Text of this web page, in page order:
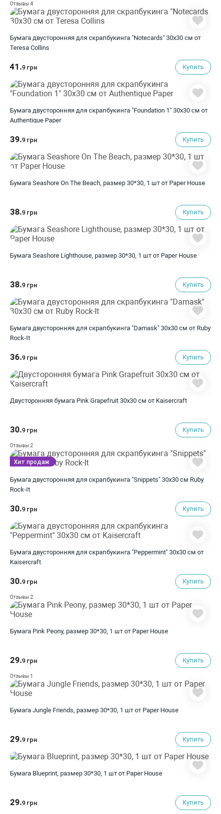
Отзывы 4
Бумага двусторонняя для скрапбукинга "Notecards" 30х30 см от
Teresa Collins
41.9 грн Купить
Бумага двусторонняя для скрапбукинга "Foundation 1" 30х30 см от
Authentique Paper
39.9 грн Купить
Бумага Seashore On The Beach, размер 30*30, 1 шт от Paper House
38.9 грн Купить
Бумага Seashore Lighthouse, размер 30*30, 1 шт от Paper House
38.9 грн Купить
Бумага двусторонняя для скрапбукинга "Damask" 30х30 см от Ruby
Rock-It
36.9 грн Купить
Двусторонняя бумага Pink Grapefruit 30х30 см от Kaisercraft
30.9 грн Купить
Отзывы 2
Бумага двусторонняя для скрапбукинга "Snippets" 30х30 см Ruby
Rock-It
30.9 грн Купить
Хит продаж
Бумага двусторонняя для скрапбукинга "Peppermint" 30х30 см от
Kaisercraft
30.9 грн Купить
Отзывы 2
Бумага Pink Peony, размер 30*30, 1 шт от Paper House
29.9 грн Купить
Отзывы 1
Бумага Jungle Friends, размер 30*30, 1 шт от Paper House
29.9 грн Купить
Бумага Blueprint, размер 30*30, 1 шт от Paper House
29.9 грн Купить